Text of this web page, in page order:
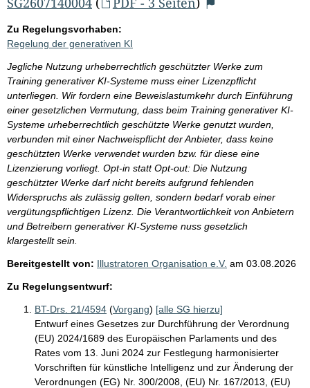
i
s
s
e
p
r
o
S
e
i
t
Zu Regelungsvorhaben:
Regelung der generativen KI
Jegliche Nutzung urheberrechtlich geschützter Werke zum
Training generativer KI-Systeme muss einer Lizenzpflicht
unterliegen. Wir fordern eine Beweislastumkehr durch Einführung
einer gesetzlichen Vermutung, dass beim Training generativer KI-
Systeme urheberrechtlich geschützte Werke genutzt wurden,
verbunden mit einer Nachweispflicht der Anbieter, dass keine
geschützten Werke verwendet wurden bzw. für diese eine
Lizenzierung vorliegt. Opt-in statt Opt-out: Die Nutzung
geschützter Werke darf nicht bereits aufgrund fehlenden
Widerspruchs als zulässig gelten, sondern bedarf vorab einer
vergütungspflichtigen Lizenz. Die Verantwortlichkeit von Anbietern
und Betreibern generativer KI-Systeme nuss gesetzlich
klargestellt sein.
Bereitgestellt von: Illustratoren Organisation e.V. am 03.08.2026
Zu Regelungsentwurf:
BT-Drs. 21/4594 (Vorgang) [alle SG hierzu]
Entwurf eines Gesetzes zur Durchführung der Verordnung
(EU) 2024/1689 des Europäischen Parlaments und des
Rates vom 13. Juni 2024 zur Festlegung harmonisierter
Vorschriften für künstliche Intelligenz und zur Änderung der
Verordnungen (EG) Nr. 300/2008, (EU) Nr. 167/2013, (EU)